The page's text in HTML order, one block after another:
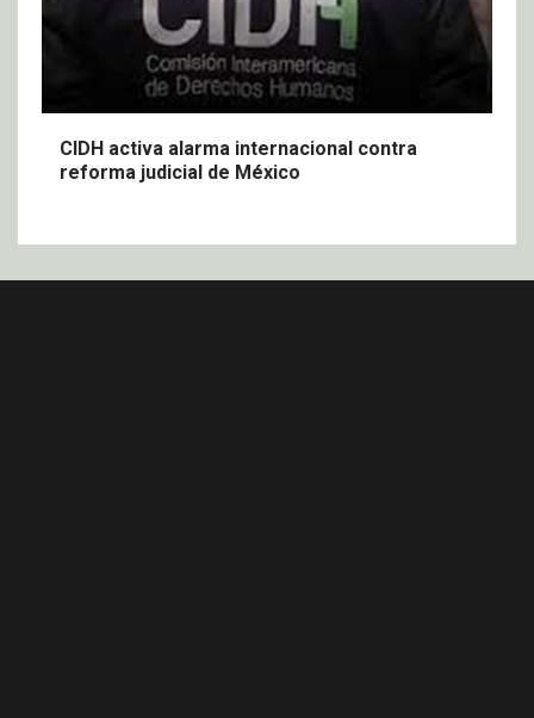
CIDH activa alarma internacional contra
reforma judicial de México